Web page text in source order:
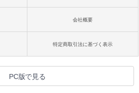
会社概要
特定商取引法に基づく表示
PC版で見る